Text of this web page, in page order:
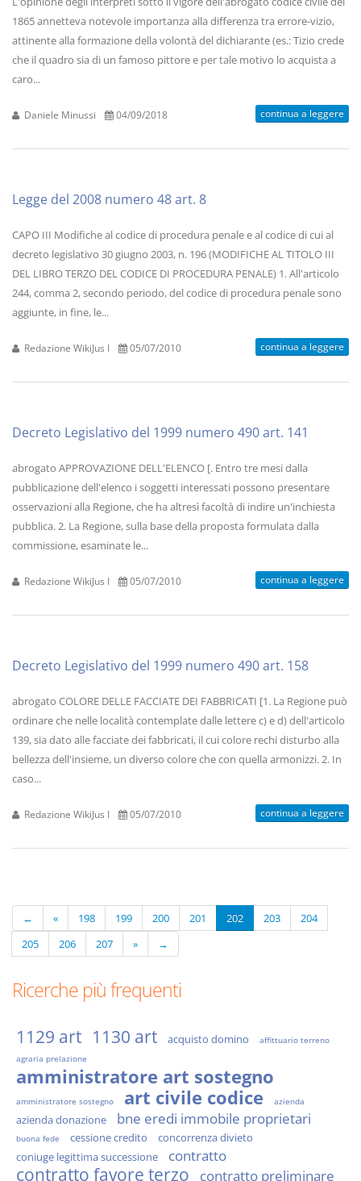
1865 annetteva notevole importanza alla differenza tra errore-vizio,
attinente alla formazione della volontà del dichiarante (es.: Tizio crede
che il quadro sia di un famoso pittore e per tale motivo lo acquista a
caro...
Daniele Minussi 04/09/2018 continua a leggere
Legge del 2008 numero 48 art. 8
CAPO III Modifiche al codice di procedura penale e al codice di cui al
decreto legislativo 30 giugno 2003, n. 196 (MODIFICHE AL TITOLO III
DEL LIBRO TERZO DEL CODICE DI PROCEDURA PENALE) 1. All'articolo
244, comma 2, secondo periodo, del codice di procedura penale sono
aggiunte, in fine, le...
Redazione WikiJus I 05/07/2010 continua a leggere
Decreto Legislativo del 1999 numero 490 art. 141
abrogato APPROVAZIONE DELL'ELENCO [. Entro tre mesi dalla
pubblicazione dell'elenco i soggetti interessati possono presentare
osservazioni alla Regione, che ha altresì facoltà di indire un'inchiesta
pubblica. 2. La Regione, sulla base della proposta formulata dalla
commissione, esaminate le...
Redazione WikiJus I 05/07/2010 continua a leggere
Decreto Legislativo del 1999 numero 490 art. 158
abrogato COLORE DELLE FACCIATE DEI FABBRICATI [1. La Regione può
ordinare che nelle località contemplate dalle lettere c) e d) dell'articolo
139, sia dato alle facciate dei fabbricati, il cui colore rechi disturbo alla
bellezza dell'insieme, un diverso colore che con quella armonizzi. 2. In
caso...
Redazione WikiJus I 05/07/2010 continua a leggere
← « 198 199 200 201 202 203
204
205
206 207 » →
Ricerche più frequenti
1129 art 1130 art acquisto domino
affittuario terreno
agraria prelazione
amministratore art sostegno
amministratore sostegno art civile codice azienda
azienda donazione bne eredi immobile proprietari
buona fede cessione credito
concorrenza divieto
coniuge legittima successione
contratto
contratto favore terzo contratto preliminare